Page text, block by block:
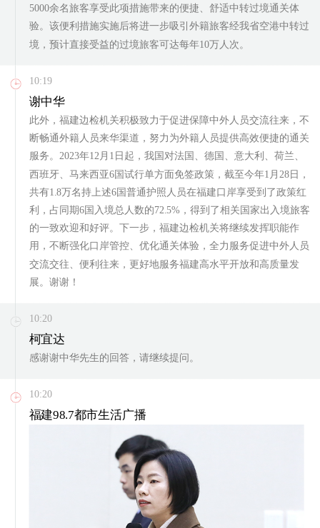
5000余名旅客享受此项措施带来的便捷、舒适中转过境通关体
验。该便利措施实施后将进一步吸引外籍旅客经我省空港中转过
境，预计直接受益的过境旅客可达每年10万人次。
10:19
谢中华
此外，福建边检机关积极致力于促进保障中外人员交流往来，不
断畅通外籍人员来华渠道，努力为外籍人员提供高效便捷的通关
服务。2023年12月1日起，我国对法国、德国、意大利、荷兰、
西班牙、马来西亚6国试行单方面免签政策，截至今年1月28日，
共有1.8万名持上述6国普通护照人员在福建口岸享受到了政策红
利，占同期6国入境总人数的72.5%，得到了相关国家出入境旅客
的一致欢迎和好评。下一步，福建边检机关将继续发挥职能作
用，不断强化口岸管控、优化通关体验，全力服务促进中外人员
交流交往、便利往来，更好地服务福建高水平开放和高质量发
展。谢谢！
10:20
柯宜达
感谢谢中华先生的回答，请继续提问。
10:20
福建98.7都市生活广播